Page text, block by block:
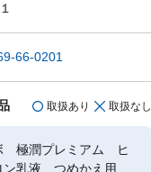
66-0201
取扱あり 取扱なし
極潤プレミアム ヒ
ン乳液 つめかえ用